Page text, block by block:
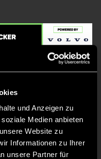
und Anzeigen zu
Medien anbieten
Website zu
Informationen zu Ihrer
unsere Partner für